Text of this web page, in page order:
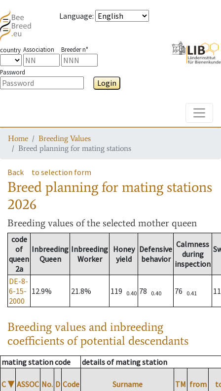
Language:
country Association Breeder n°
Password
Login
Home
Breeding Values
Breed planning for mating stations
Back to selection form
Breed planning for mating stations
2026
Breeding values of the selected mother queen
code
of
queen
2a
Inbreeding
Queen
Inbreeding
Worker
Honey
yield
Defensive
behavior
Calmness
during
inspection
DE-8-
6-15-
2000
12.9% 21.8% 119 0.40 78 0.40 76 0.41
Breeding values and inbreeding
coefficients of potential descendants
mating station code details of mating station
C ▼ ASSOC No. D Code Surname TM from